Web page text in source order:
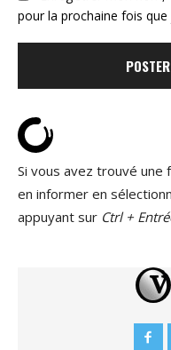
pour la prochaine fois
Si vous avez trouvé une
en informer en
appuyant sur Ctrl +